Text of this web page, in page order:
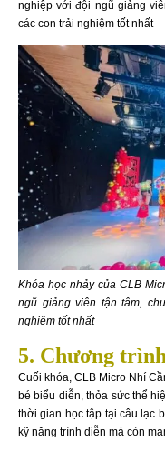
nghiệp với đội ngũ giảng
các con trải nghiệm tốt nhất
Khóa học nhảy của CLB
ngũ giảng viên tận tâm,
nghiệm tốt nhất
5. Chương
Cuối khóa, CLB Micro Nhí
bé biểu diễn, thỏa sức thể
thời gian học tập tại câu lạc
kỹ năng trình diễn mà còn